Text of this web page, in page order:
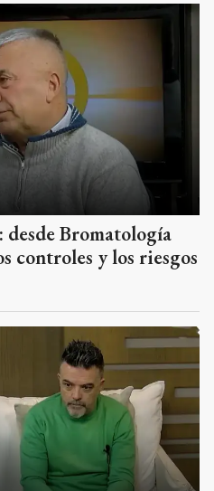
Bromatología
controles y los riesgos